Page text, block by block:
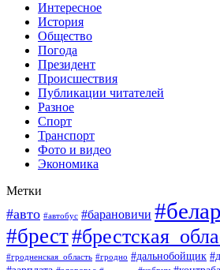
Интересное
История
Общество
Погода
Президент
Происшествия
Публикации читателей
Разное
Спорт
Транспорт
Фото и видео
Экономика
Метки
#авто #автобус #барановичи
#брест
#гродненская_область #гродно #дальнобойщик